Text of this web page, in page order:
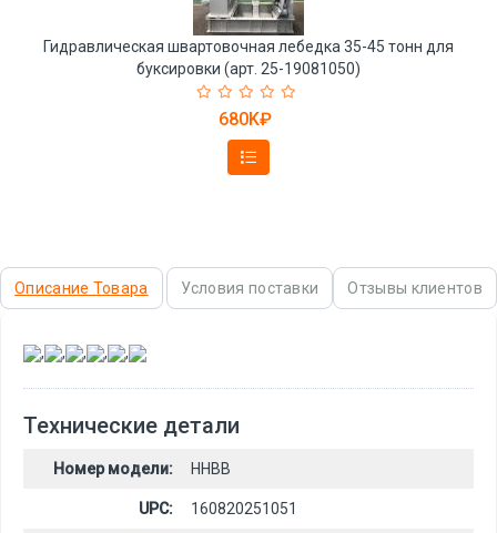
Гидравлическая швартовочная лебедка 35-45 тонн для
буксировки (арт. 25-19081050)
680K₽
Описание Товара Условия поставки Отзывы клиентов
, , , , ,
Технические детали
Номер модели: HHBB
UPC: 160820251051